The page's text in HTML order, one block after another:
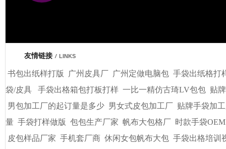
友情链接 / LINKS
书包出纸样打版 广州皮具厂 广州定做电脑包 手袋出纸格打
袋/皮具
手袋出格箱包打板打样 一比一精仿古琦LV包包 贴
男包加工厂的起订量是多少 男女式皮包加工厂 贴牌手袋加
量 手袋打样做版 包包生产厂家 帆布大包格厂 时款手袋OEM
皮包样品厂家 手机套厂商 休闲女包帆布大包 手袋出格培训